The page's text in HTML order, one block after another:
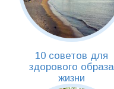
10 советов для
здорового образа
жизни